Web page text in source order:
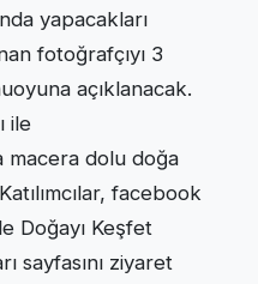
yapacakları
fotoğrafçıyı 3
açıklanacak.
ile
macera dolu doğa
facebook
Doğayı Keşfet
sayfasını ziyaret